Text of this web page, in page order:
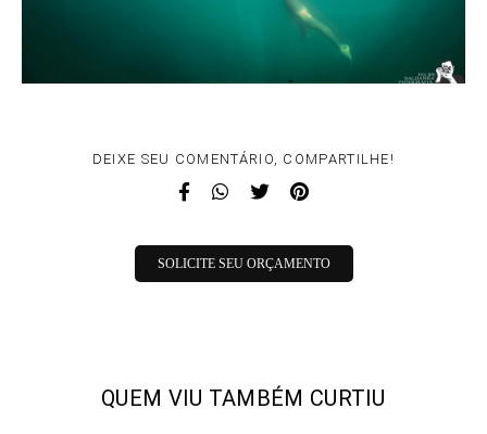
DEIXE SEU COMENTÁRIO, COMPARTILHE!
SOLICITE SEU ORÇAMENTO
QUEM VIU TAMBÉM CURTIU